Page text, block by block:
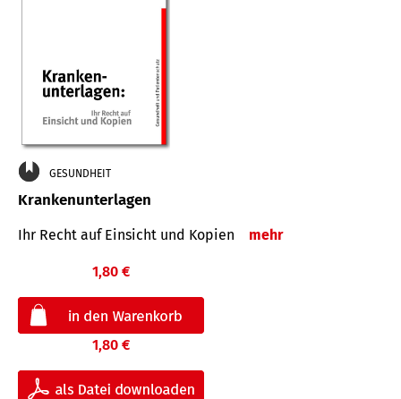
GESUNDHEIT
Krankenunterlagen
Ihr Recht auf Einsicht und Kopien mehr
1,80 €
1,80 €